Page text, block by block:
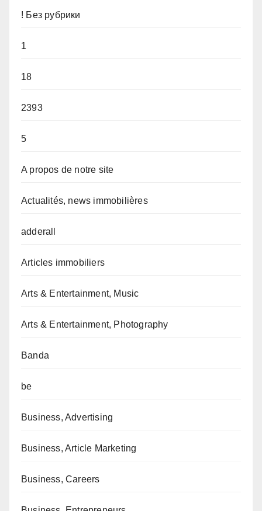
! Без рубрики
1
18
2393
5
A propos de notre site
Actualités, news immobilières
adderall
Articles immobiliers
Arts & Entertainment, Music
Arts & Entertainment, Photography
Banda
be
Business, Advertising
Business, Article Marketing
Business, Careers